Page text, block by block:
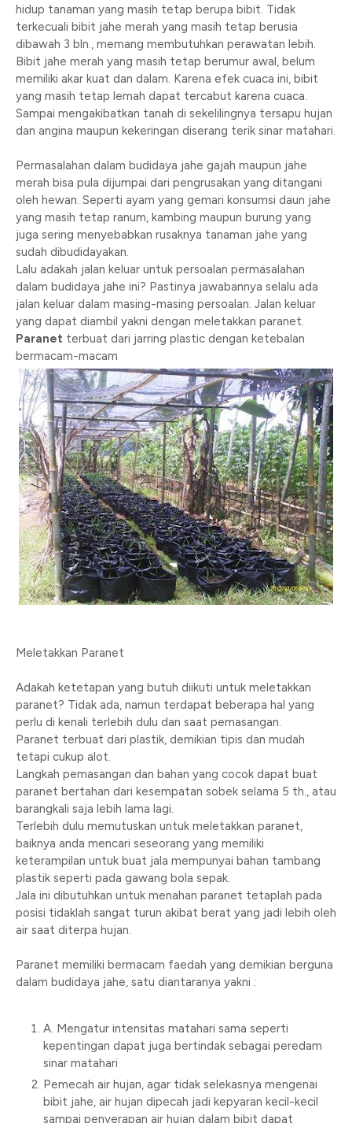
hidup tanaman yang masih tetap berupa bibit. Tidak
terkecuali bibit jahe merah yang masih tetap berusia
dibawah 3 bln., memang membutuhkan perawatan lebih.
Bibit jahe merah yang masih tetap berumur awal, belum
memiliki akar kuat dan dalam. Karena efek cuaca ini, bibit
yang masih tetap lemah dapat tercabut karena cuaca.
Sampai mengakibatkan tanah di sekelilingnya tersapu hujan
dan angina maupun kekeringan diserang terik sinar matahari.
Permasalahan dalam budidaya jahe gajah maupun jahe
merah bisa pula dijumpai dari pengrusakan yang ditangani
oleh hewan. Seperti ayam yang gemari konsumsi daun jahe
yang masih tetap ranum, kambing maupun burung yang
juga sering menyebabkan rusaknya tanaman jahe yang
sudah dibudidayakan.
Lalu adakah jalan keluar untuk persoalan permasalahan
dalam budidaya jahe ini? Pastinya jawabannya selalu ada
jalan keluar dalam masing-masing persoalan. Jalan keluar
yang dapat diambil yakni dengan meletakkan paranet.
Paranet terbuat dari jarring plastic dengan ketebalan
bermacam-macam
Meletakkan Paranet
Adakah ketetapan yang butuh diikuti untuk meletakkan
paranet? Tidak ada, namun terdapat beberapa hal yang
perlu di kenali terlebih dulu dan saat pemasangan.
Paranet terbuat dari plastik, demikian tipis dan mudah
tetapi cukup alot.
Langkah pemasangan dan bahan yang cocok dapat buat
paranet bertahan dari kesempatan sobek selama 5 th., atau
barangkali saja lebih lama lagi.
Terlebih dulu memutuskan untuk meletakkan paranet,
baiknya anda mencari seseorang yang memiliki
keterampilan untuk buat jala mempunyai bahan tambang
plastik seperti pada gawang bola sepak.
Jala ini dibutuhkan untuk menahan paranet tetaplah pada
posisi tidaklah sangat turun akibat berat yang jadi lebih oleh
air saat diterpa hujan.
Paranet memiliki bermacam faedah yang demikian berguna
dalam budidaya jahe, satu diantaranya yakni :
A. Mengatur intensitas matahari sama seperti
kepentingan dapat juga bertindak sebagai peredam
sinar matahari
Pemecah air hujan, agar tidak selekasnya mengenai
bibit jahe, air hujan dipecah jadi kepyaran kecil-kecil
sampai penyerapan air hujan dalam bibit dapat